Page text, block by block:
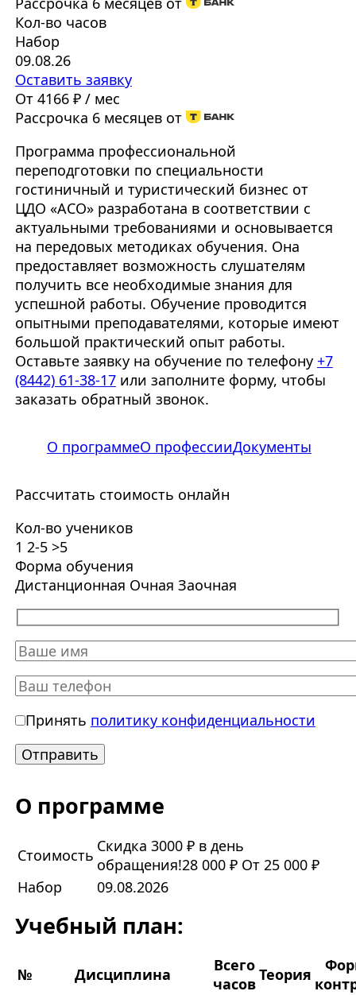
Кол-во часов
Набор
09.08.26
Оставить заявку
От 4166 ₽ / мес
Рассрочка 6 месяцев от
Программа профессиональной
переподготовки по специальности
гостиничный и туристический бизнес от
ЦДО «АСО» разработана в соответствии с
актуальными требованиями и основывается
на передовых методиках обучения. Она
предоставляет возможность слушателям
получить все необходимые знания для
успешной работы. Обучение проводится
опытными преподавателями, которые имеют
большой практический опыт работы.
Оставьте заявку на обучение по телефону +7
(8442) 61-38-17или заполните форму, чтобы
заказать обратный звонок.
О программеО профессииДокументы
Рассчитать стоимость онлайн
Кол-во учеников
1 2-5 >5
Форма обучения
Дистанционная Очная Заочная
Принять политику конфиденциальности
О программе
Стоимость Скидка 3000 ₽ в день
обращения!28 000 ₽ От 25 000 ₽
Набор
09.08.2026
Учебный план:
№ Дисциплина
Всего
часовТеория